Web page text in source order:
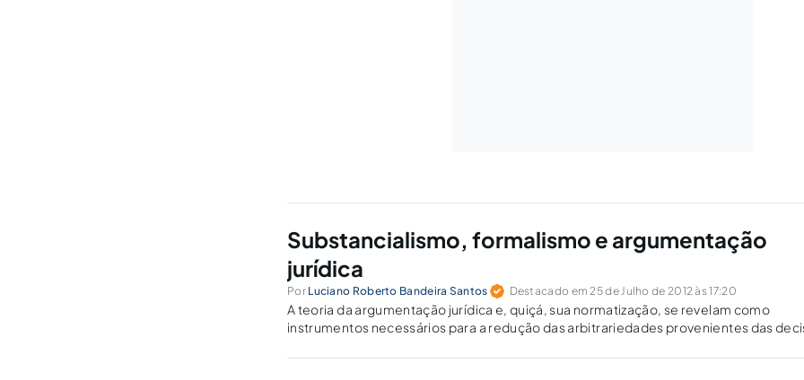
Substancialismo, formalismo e argumentação
jurídica
Por Luciano Roberto Bandeira Santos Destacado em 25 de Julho de 2012 às 17:20
A teoria da argumentação jurídica e, quiçá, sua normatização, se revelam como
instrumentos necessários para a redução das arbitrariedades provenientes das